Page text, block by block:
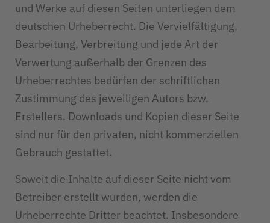
und Werke auf diesen Seiten unterliegen dem
deutschen Urheberrecht. Die Vervielfältigung,
Bearbeitung, Verbreitung und jede Art der
Verwertung außerhalb der Grenzen des
Urheberrechtes bedürfen der schriftlichen
Zustimmung des jeweiligen Autors bzw.
Erstellers. Downloads und Kopien dieser Seite
sind nur für den privaten, nicht kommerziellen
Gebrauch gestattet.
Soweit die Inhalte auf dieser Seite nicht vom
Betreiber erstellt wurden, werden die
Urheberrechte Dritter beachtet. Insbesondere